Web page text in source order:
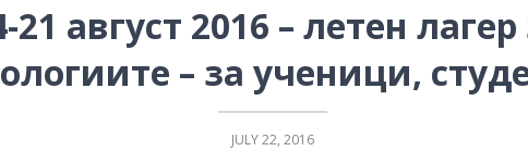
21 август 2016 – летен
– за ученици,
JULY 22, 2016